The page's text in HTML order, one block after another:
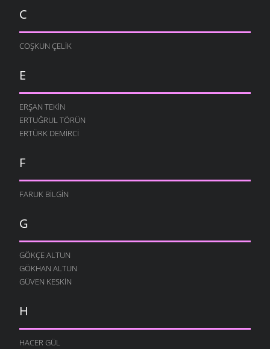
C
COŞKUN ÇELIK
E
ERŞAN TEKIN
ERTUĞRUL TÖRÜN
ERTÜRK DEMIRCI
F
FARUK BILGIN
G
GÖKÇE ALTUN
GÖKHAN ALTUN
GÜVEN KESKIN
H
HACER GÜL